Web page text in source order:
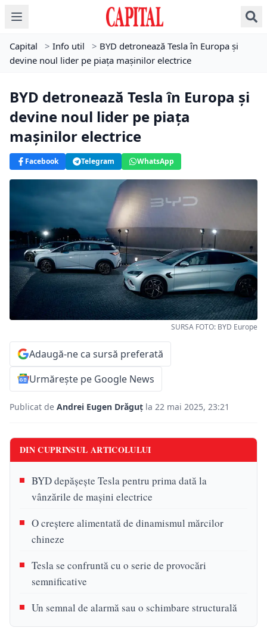
Capital > Info util > BYD detronează Tesla în Europa și
devine noul lider pe piața mașinilor electrice
BYD detronează Tesla în Europa și
devine noul lider pe piața
mașinilor electrice
Facebook Telegram WhatsApp
SURSA FOTO: BYD Europe
Adaugă-ne ca sursă preferată
Urmărește pe Google News
Publicat de Andrei Eugen Drăguț la 22 mai 2025, 23:21
DIN CUPRINSUL ARTICOLULUI
BYD depășește Tesla pentru prima dată la
vânzările de mașini electrice
O creștere alimentată de dinamismul mărcilor
chineze
Tesla se confruntă cu o serie de provocări
semnificative
Un semnal de alarmă sau o schimbare structurală